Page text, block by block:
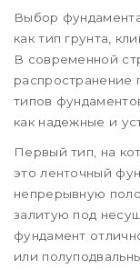
Выбор
как тип грунта,
В современной
распространение
типов
как надежные и
Первый тип, на
это ленточный
непрерывную
залитую под
фундамент
или